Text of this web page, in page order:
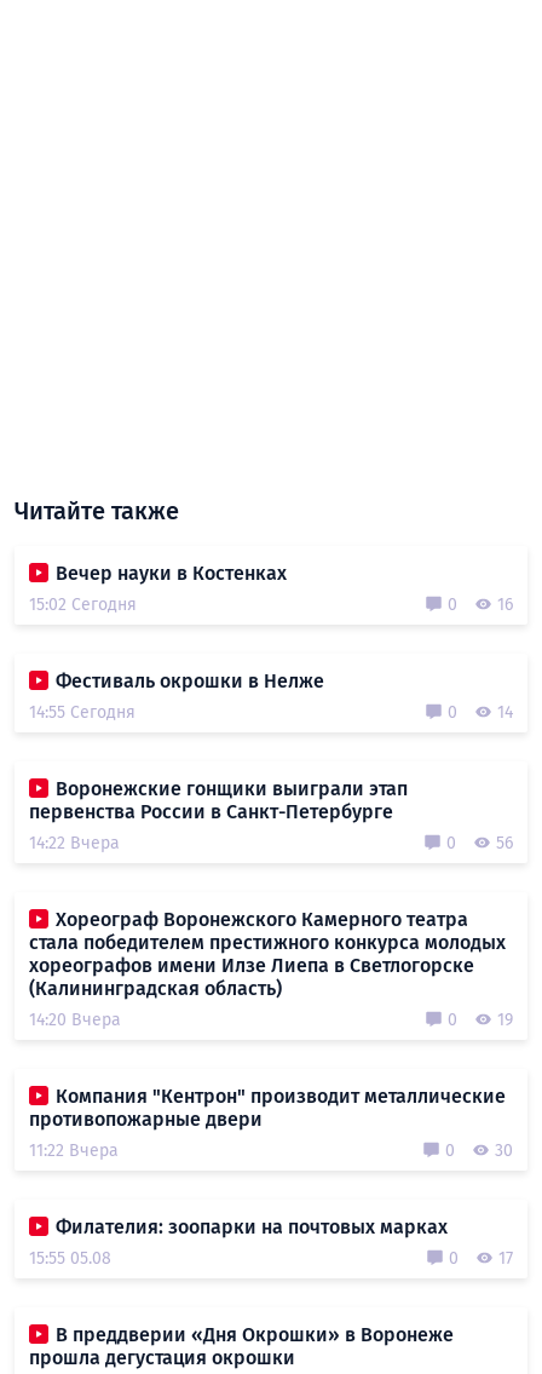
Читайте также
Вечер науки в Костенках
15:02 Сегодня 0 16
Фестиваль окрошки в Нелже
14:55 Сегодня 0 14
Воронежские гонщики выиграли этап
первенства России в Санкт-Петербурге
14:22 Вчера 0 56
Хореограф Воронежского Камерного театра
стала победителем престижного конкурса молодых
хореографов имени Илзе Лиепа в Светлогорске
(Калининградская область)
14:20 Вчера 0 19
Компания "Кентрон" производит металлические
противопожарные двери
11:22 Вчера 0 30
Филателия: зоопарки на почтовых марках
15:55 05.08 0 17
В преддверии «Дня Окрошки» в Воронеже
прошла дегустация окрошки